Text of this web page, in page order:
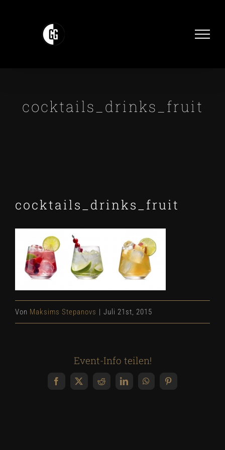
cocktails_drinks_fruit
cocktails_drinks_fruit
Von Maksims Stepanovs | Juli 21st, 2015
Event-Info teilen!
Facebook
X RedditLinkedInWhatsAppPinterest